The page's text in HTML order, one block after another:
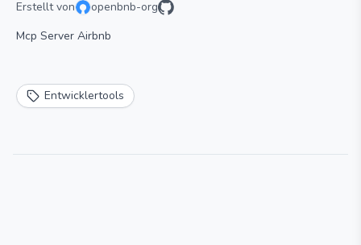
Erstellt von
openbnb-org
Mcp Server Airbnb
Entwicklertools